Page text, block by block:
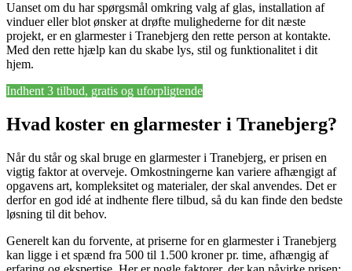
Uanset om du har spørgsmål omkring valg af glas, installation af
vinduer eller blot ønsker at drøfte mulighederne for dit næste
projekt, er en glarmester i Tranebjerg den rette person at kontakte.
Med den rette hjælp kan du skabe lys, stil og funktionalitet i dit
hjem.
Indhent 3 tilbud, gratis og uforpligtende
Hvad koster en glarmester i Tranebjerg?
Når du står og skal bruge en glarmester i Tranebjerg, er prisen en
vigtig faktor at overveje. Omkostningerne kan variere afhængigt af
opgavens art, kompleksitet og materialer, der skal anvendes. Det er
derfor en god idé at indhente flere tilbud, så du kan finde den bedste
løsning til dit behov.
Generelt kan du forvente, at priserne for en glarmester i Tranebjerg
kan ligge i et spænd fra 500 til 1.500 kroner pr. time, afhængig af